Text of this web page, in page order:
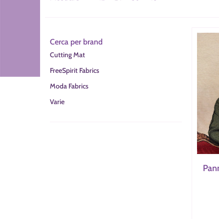
Cerca per brand
Cutting Mat
FreeSpirit Fabrics
Moda Fabrics
Varie